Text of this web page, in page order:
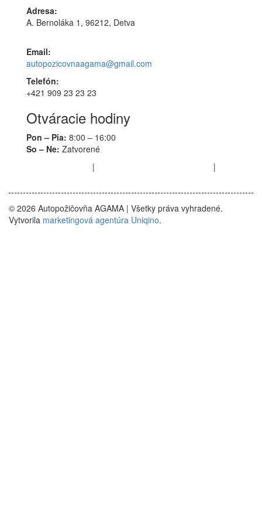
Adresa:
A. Bernoláka 1, 96212, Detva
Email:
autopozicovnaagama@gmail.com
Telefón:
+421 909 23 23 23
Otváracie hodiny
Pon – Pia: 8:00 – 16:00
So – Ne: Zatvorené
| |
© 2026 Autopožičovňa AGAMA | Všetky práva vyhradené.
Vytvorila marketingová agentúra Uniqino.